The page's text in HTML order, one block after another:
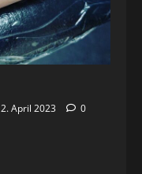
2. April 2023 0